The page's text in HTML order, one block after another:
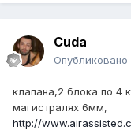
Cuda
Опубликовано
клапана,2 блока по 4
магистралях 6мм,
http://